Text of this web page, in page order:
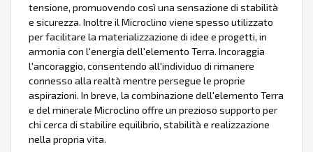
tensione, promuovendo così una sensazione di stabilità
e sicurezza. Inoltre il Microclino viene spesso utilizzato
per facilitare la materializzazione di idee e progetti, in
armonia con l'energia dell'elemento Terra. Incoraggia
l'ancoraggio, consentendo all'individuo di rimanere
connesso alla realtà mentre persegue le proprie
aspirazioni. In breve, la combinazione dell'elemento Terra
e del minerale Microclino offre un prezioso supporto per
chi cerca di stabilire equilibrio, stabilità e realizzazione
nella propria vita.